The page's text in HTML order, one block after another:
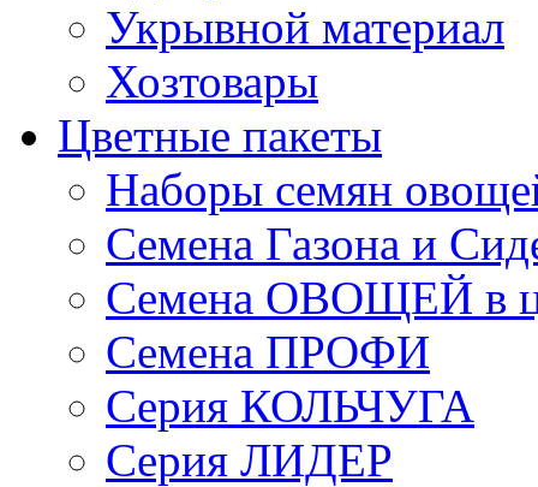
Укрывной материал
Хозтовары
Цветные пакеты
Наборы семян
Семена Газона и
Семена ОВОЩЕЙ в
Семена ПРОФИ
Серия КОЛЬЧУГА
Серия ЛИДЕР